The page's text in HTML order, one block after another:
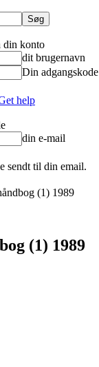
din konto
dit brugernavn
Din adgangskode
help
din e-mail
sendt til din email.
(1) 1989
(1) 1989